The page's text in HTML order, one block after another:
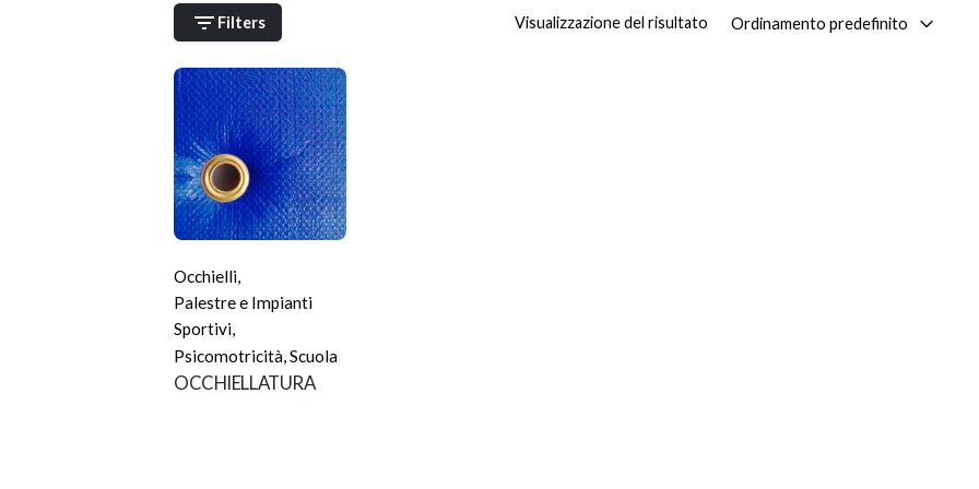
Filters Visualizzazione del risultato Ordinamento predefinito
Occhielli,
Palestre e Impianti
Sportivi,
Psicomotricità,Scuola
OCCHIELLATURA